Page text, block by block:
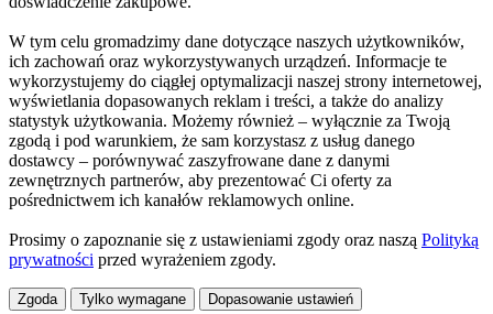
W tym celu gromadzimy dane dotyczące naszych użytkowników,
ich zachowań oraz wykorzystywanych urządzeń. Informacje te
wykorzystujemy do ciągłej optymalizacji naszej strony internetowej,
wyświetlania dopasowanych reklam i treści, a także do analizy
statystyk użytkowania. Możemy również – wyłącznie za Twoją
zgodą i pod warunkiem, że sam korzystasz z usług danego
dostawcy – porównywać zaszyfrowane dane z danymi
zewnętrznych partnerów, aby prezentować Ci oferty za
pośrednictwem ich kanałów reklamowych online.
Prosimy o zapoznanie się z ustawieniami zgody oraz naszą Polityką
prywatności przed wyrażeniem zgody.
Zgoda Tylko wymagane Dopasowanie ustawień